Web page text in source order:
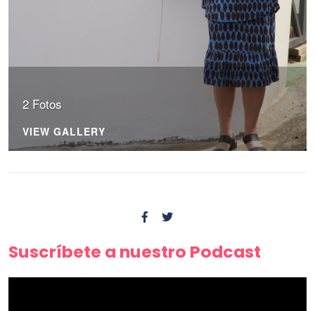
2 Fotos
VIEW GALLERY
Suscríbete a nuestro Podcast